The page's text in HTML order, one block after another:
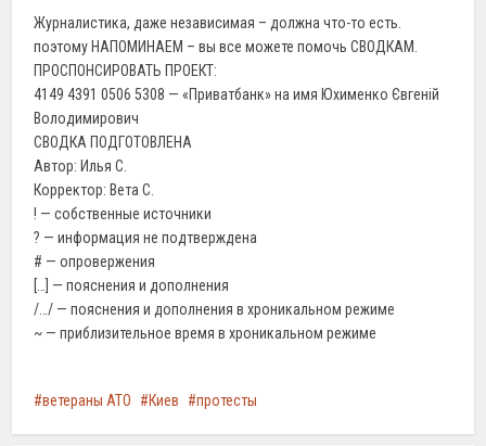
Журналистика, даже независимая – должна что-то есть.
поэтому НАПОМИНАЕМ – вы все можете помочь СВОДКАМ.
ПРОСПОНСИРОВАТЬ ПРОЕКТ:
4149 4391 0506 5308 — «Приватбанк» на имя Юхименко Євгеній
Володимирович
СВОДКА ПОДГОТОВЛЕНА
Автор: Илья С.
Корректор: Вета С.
! — собственные источники
? — информация не подтверждена
# — опровержения
[…] — пояснения и дополнения
/…/ — пояснения и дополнения в хроникальном режиме
~ — приблизительное время в хроникальном режиме
ветераны АТО Киев протесты